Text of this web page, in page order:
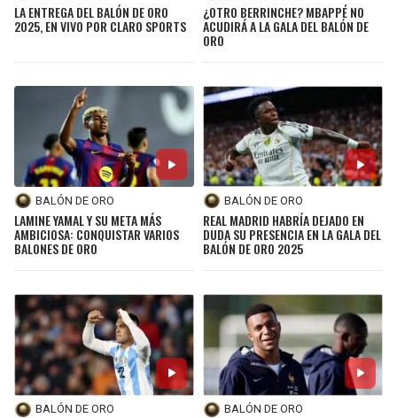
LA ENTREGA DEL BALÓN DE ORO
2025, EN VIVO POR CLARO SPORTS
¿OTRO BERRINCHE? MBAPPÉ NO
ACUDIRÁ A LA GALA DEL BALÓN DE
ORO
BALÓN DE ORO
LAMINE YAMAL Y SU META MÁS
AMBICIOSA: CONQUISTAR VARIOS
BALONES DE ORO
BALÓN DE ORO
REAL MADRID HABRÍA DEJADO EN
DUDA SU PRESENCIA EN LA GALA DEL
BALÓN DE ORO 2025
BALÓN DE ORO BALÓN DE ORO